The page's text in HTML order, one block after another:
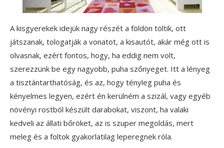
A kisgyerekek idejük nagy részét a földön töltik, ott
játszanak, tologatják a vonatot, a kisautót, akár még ott is
olvasnak, ezért fontos, hogy, ha eddig nem volt,
szerezzünk be egy nagyobb, puha szőnyeget. Itt a lényeg
a tisztántarthatóság, és az, hogy tényleg puha és
kényelmes legyen, ezért én kerülném a szizál, vagy egyéb
növényi rostból készült darabokat, viszont, ha valaki
kedveli az állati bőröket, az is szuper megoldás, mert
meleg és a foltok gyakorlatilag leperegnek róla.